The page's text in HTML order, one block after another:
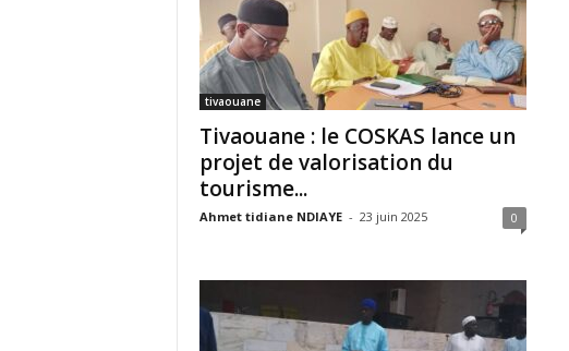
tivaouane
Tivaouane : le COSKAS lance un
projet de valorisation du
tourisme...
Ahmet tidiane NDIAYE - 23 juin 2025 0